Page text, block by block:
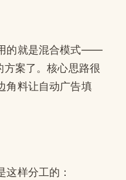
的就是混合模式——
方案了。核心思路很
角料让自动广告填
这样分工的：